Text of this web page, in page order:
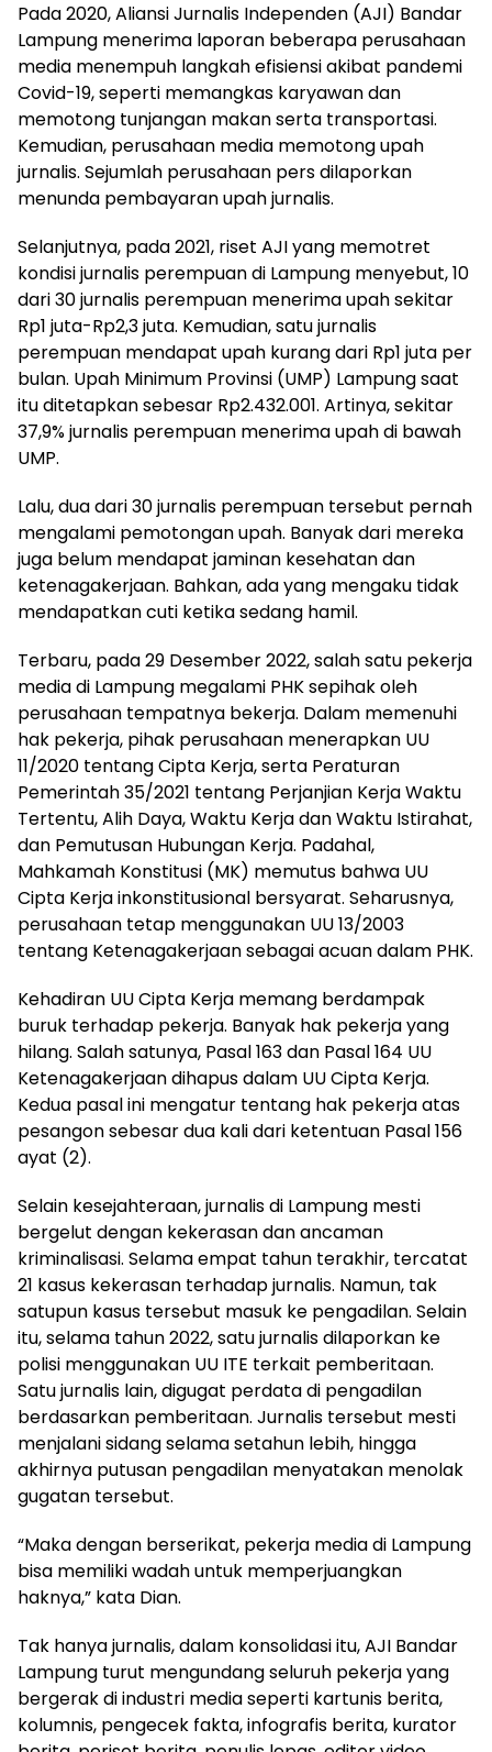
Pada 2020, Aliansi Jurnalis Independen (AJI) Bandar
Lampung menerima laporan beberapa perusahaan
media menempuh langkah efisiensi akibat pandemi
Covid-19, seperti memangkas karyawan dan
memotong tunjangan makan serta transportasi.
Kemudian, perusahaan media memotong upah
jurnalis. Sejumlah perusahaan pers dilaporkan
menunda pembayaran upah jurnalis.
Selanjutnya, pada 2021, riset AJI yang memotret
kondisi jurnalis perempuan di Lampung menyebut, 10
dari 30 jurnalis perempuan menerima upah sekitar
Rp1 juta-Rp2,3 juta. Kemudian, satu jurnalis
perempuan mendapat upah kurang dari Rp1 juta per
bulan. Upah Minimum Provinsi (UMP) Lampung saat
itu ditetapkan sebesar Rp2.432.001. Artinya, sekitar
37,9% jurnalis perempuan menerima upah di bawah
UMP.
Lalu, dua dari 30 jurnalis perempuan tersebut pernah
mengalami pemotongan upah. Banyak dari mereka
juga belum mendapat jaminan kesehatan dan
ketenagakerjaan. Bahkan, ada yang mengaku tidak
mendapatkan cuti ketika sedang hamil.
Terbaru, pada 29 Desember 2022, salah satu pekerja
media di Lampung megalami PHK sepihak oleh
perusahaan tempatnya bekerja. Dalam memenuhi
hak pekerja, pihak perusahaan menerapkan UU
11/2020 tentang Cipta Kerja, serta Peraturan
Pemerintah 35/2021 tentang Perjanjian Kerja Waktu
Tertentu, Alih Daya, Waktu Kerja dan Waktu Istirahat,
dan Pemutusan Hubungan Kerja. Padahal,
Mahkamah Konstitusi (MK) memutus bahwa UU
Cipta Kerja inkonstitusional bersyarat. Seharusnya,
perusahaan tetap menggunakan UU 13/2003
tentang Ketenagakerjaan sebagai acuan dalam PHK.
Kehadiran UU Cipta Kerja memang berdampak
buruk terhadap pekerja. Banyak hak pekerja yang
hilang. Salah satunya, Pasal 163 dan Pasal 164 UU
Ketenagakerjaan dihapus dalam UU Cipta Kerja.
Kedua pasal ini mengatur tentang hak pekerja atas
pesangon sebesar dua kali dari ketentuan Pasal 156
ayat (2).
Selain kesejahteraan, jurnalis di Lampung mesti
bergelut dengan kekerasan dan ancaman
kriminalisasi. Selama empat tahun terakhir, tercatat
21 kasus kekerasan terhadap jurnalis. Namun, tak
satupun kasus tersebut masuk ke pengadilan. Selain
itu, selama tahun 2022, satu jurnalis dilaporkan ke
polisi menggunakan UU ITE terkait pemberitaan.
Satu jurnalis lain, digugat perdata di pengadilan
berdasarkan pemberitaan. Jurnalis tersebut mesti
menjalani sidang selama setahun lebih, hingga
akhirnya putusan pengadilan menyatakan menolak
gugatan tersebut.
“Maka dengan berserikat, pekerja media di Lampung
bisa memiliki wadah untuk memperjuangkan
haknya,” kata Dian.
Tak hanya jurnalis, dalam konsolidasi itu, AJI Bandar
Lampung turut mengundang seluruh pekerja yang
bergerak di industri media seperti kartunis berita,
kolumnis, pengecek fakta, infografis berita, kurator